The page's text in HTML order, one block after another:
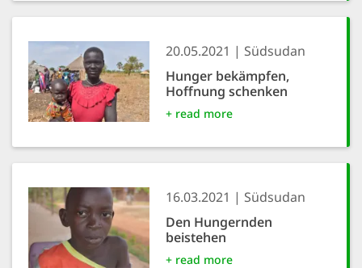
20.05.2021
Südsudan
Hunger bekämpfen,
Hoffnung schenken
+ read more
16.03.2021
Südsudan
Den Hungernden
beistehen
+ read more